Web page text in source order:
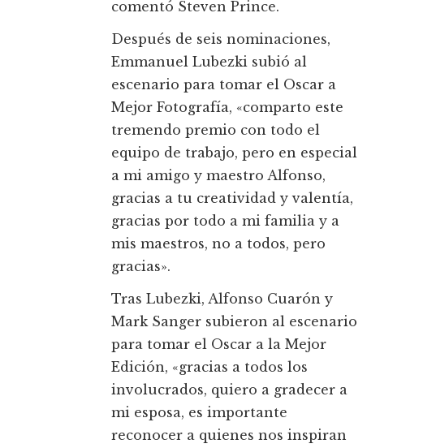
comentó Steven Prince.
Después de seis nominaciones,
Emmanuel Lubezki subió al
escenario para tomar el Oscar a
Mejor Fotografía, «comparto este
tremendo premio con todo el
equipo de trabajo, pero en especial
a mi amigo y maestro Alfonso,
gracias a tu creatividad y valentía,
gracias por todo a mi familia y a
mis maestros, no a todos, pero
gracias».
Tras Lubezki, Alfonso Cuarón y
Mark Sanger subieron al escenario
para tomar el Oscar a la Mejor
Edición, «gracias a todos los
involucrados, quiero a gradecer a
mi esposa, es importante
reconocer a quienes nos inspiran